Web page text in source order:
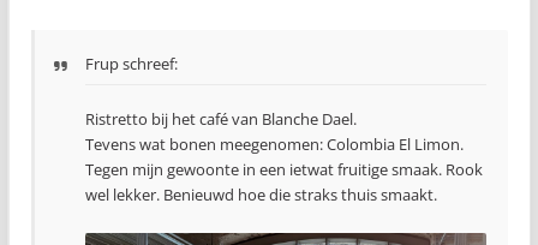
Frup schreef:
Ristretto bij het café van Blanche Dael.
Tevens wat bonen meegenomen: Colombia El Limon.
Tegen mijn gewoonte in een ietwat fruitige smaak. Rook
wel lekker. Benieuwd hoe die straks thuis smaakt.